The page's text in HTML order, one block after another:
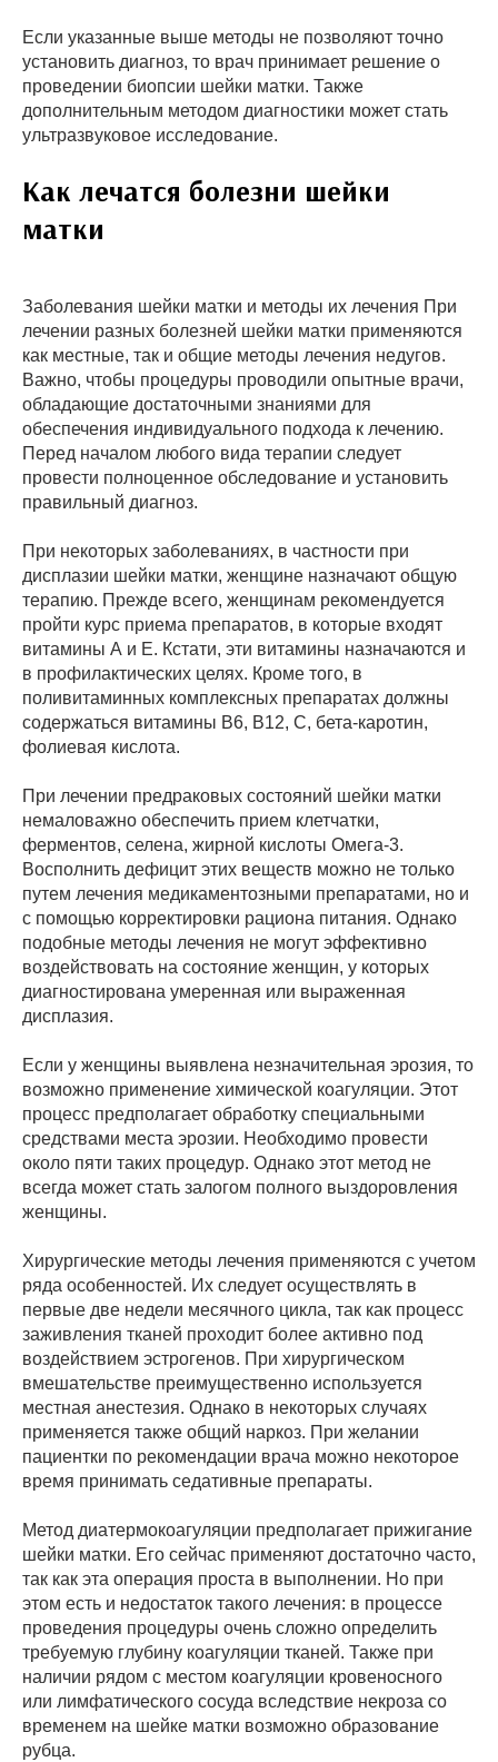
Если указанные выше методы не позволяют точно
установить диагноз, то врач принимает решение о
проведении биопсии шейки матки. Также
дополнительным методом диагностики может стать
ультразвуковое исследование.
Как лечатся болезни шейки
матки
Заболевания шейки матки и методы их лечения При
лечении разных болезней шейки матки применяются
как местные, так и общие методы лечения недугов.
Важно, чтобы процедуры проводили опытные врачи,
обладающие достаточными знаниями для
обеспечения индивидуального подхода к лечению.
Перед началом любого вида терапии следует
провести полноценное обследование и установить
правильный диагноз.
При некоторых заболеваниях, в частности при
дисплазии шейки матки, женщине назначают общую
терапию. Прежде всего, женщинам рекомендуется
пройти курс приема препаратов, в которые входят
витамины А и Е. Кстати, эти витамины назначаются и
в профилактических целях. Кроме того, в
поливитаминных комплексных препаратах должны
содержаться витамины В6, В12, С, бета-каротин,
фолиевая кислота.
При лечении предраковых состояний шейки матки
немаловажно обеспечить прием клетчатки,
ферментов, селена, жирной кислоты Омега-3.
Восполнить дефицит этих веществ можно не только
путем лечения медикаментозными препаратами, но и
с помощью корректировки рациона питания. Однако
подобные методы лечения не могут эффективно
воздействовать на состояние женщин, у которых
диагностирована умеренная или выраженная
дисплазия.
Если у женщины выявлена незначительная эрозия, то
возможно применение химической коагуляции. Этот
процесс предполагает обработку специальными
средствами места эрозии. Необходимо провести
около пяти таких процедур. Однако этот метод не
всегда может стать залогом полного выздоровления
женщины.
Хирургические методы лечения применяются с учетом
ряда особенностей. Их следует осуществлять в
первые две недели месячного цикла, так как процесс
заживления тканей проходит более активно под
воздействием эстрогенов. При хирургическом
вмешательстве преимущественно используется
местная анестезия. Однако в некоторых случаях
применяется также общий наркоз. При желании
пациентки по рекомендации врача можно некоторое
время принимать седативные препараты.
Метод диатермокоагуляции предполагает прижигание
шейки матки. Его сейчас применяют достаточно часто,
так как эта операция проста в выполнении. Но при
этом есть и недостаток такого лечения: в процессе
проведения процедуры очень сложно определить
требуемую глубину коагуляции тканей. Также при
наличии рядом с местом коагуляции кровеносного
или лимфатического сосуда вследствие некроза со
временем на шейке матки возможно образование
рубца.